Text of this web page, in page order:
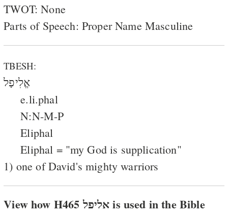
TWOT: None
Parts of Speech: Proper Name Masculine
TBESH:
אֱלִיפָל
e.li.phal
N:N-M-P
Eliphal
Eliphal = "my God is supplication"
1) one of David's mighty warriors
View how H465 אליפל is used in the Bible